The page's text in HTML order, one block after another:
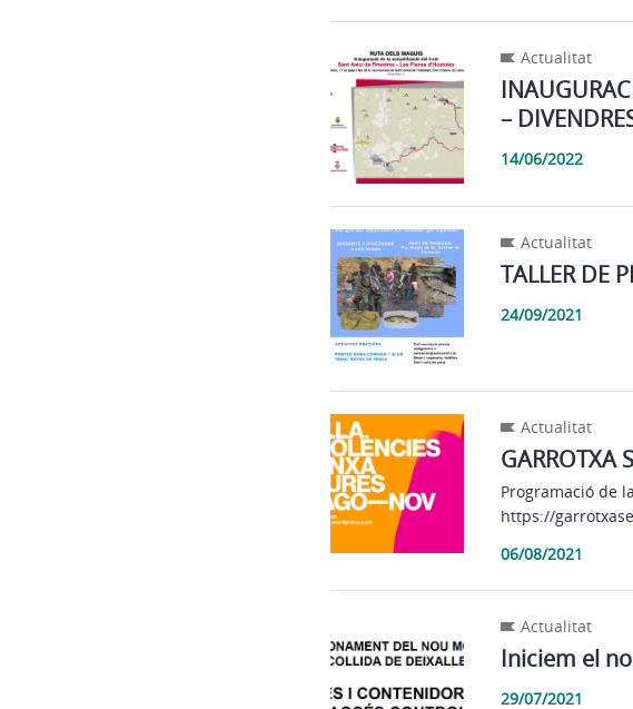
Actualitat
–
14/06/2022
Actualitat
TALLER DE
24/09/2021
Actualitat
GARROTXA
Programació de
https://
06/08/2021
Actualitat
Iniciem el
29/07/2021